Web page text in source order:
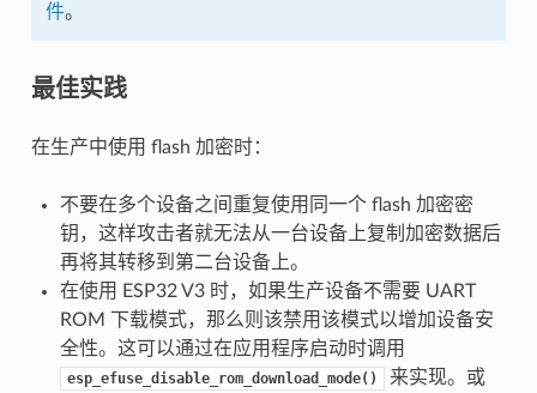
件。
最佳实践
在生产中使用 flash 加密时：
不要在多个设备之间重复使用同一个 flash 加密密
钥，这样攻击者就无法从一台设备上复制加密数据后
再将其转移到第二台设备上。
在使用 ESP32 V3 时，如果生产设备不需要 UART
ROM 下载模式，那么则该禁用该模式以增加设备安
全性。这可以通过在应用程序启动时调用
esp_efuse_disable_rom_download_mode()
来实现。或